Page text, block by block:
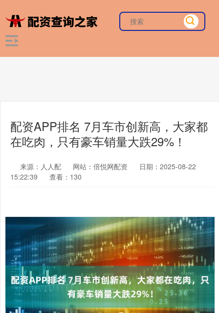
配资APP排名 7月车市创新高，大家都
在吃肉，只有豪车销量大跌29%！
来源：人人配 网站：倍悦网配资
日期：2025-08-22
15:22:39
查看：130